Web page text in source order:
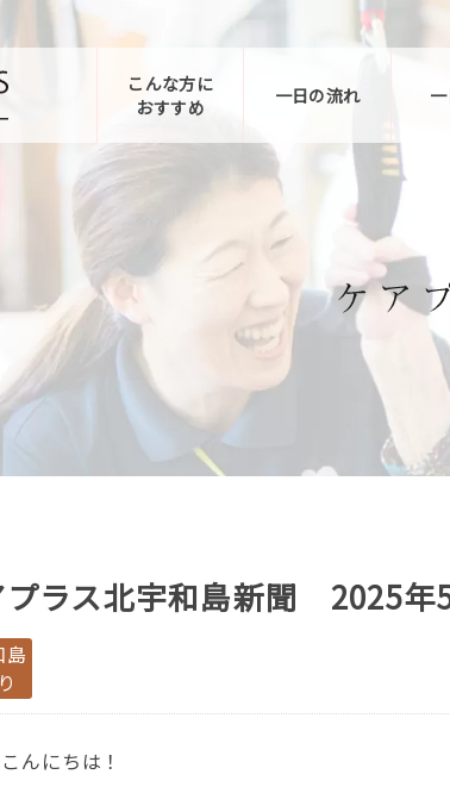
こんな方に
おすすめ
一日の流れ
お問い合わせ
ラス北宇和島新聞 2025年
島
んにちは！